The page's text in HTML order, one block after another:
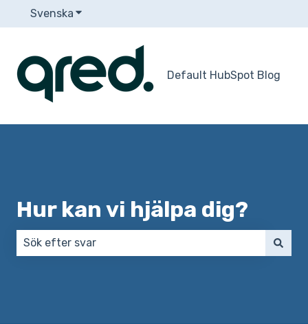
Svenska Visa undermenyer för översättningar
Default HubSpot Blog
Hur kan vi hjälpa dig?